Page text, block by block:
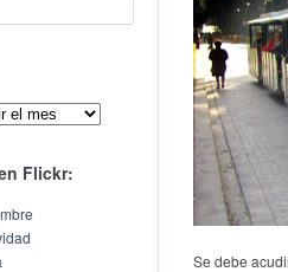
Flickr:
Se debe